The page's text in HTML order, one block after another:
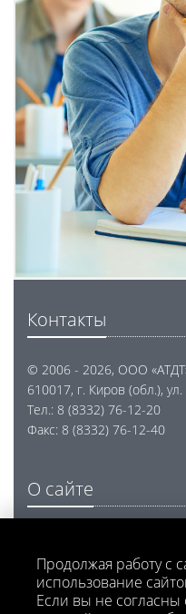
Контакты
© 2006 - 2026, ООО
610017, г. Киров (обл.),
Тел.: 8 (8332) 76-12-20
Факс: 8 (8332) 76-12-40
О сайте
программного
Напишите нам
Продолжая работу с
использование
Если вы не согласны